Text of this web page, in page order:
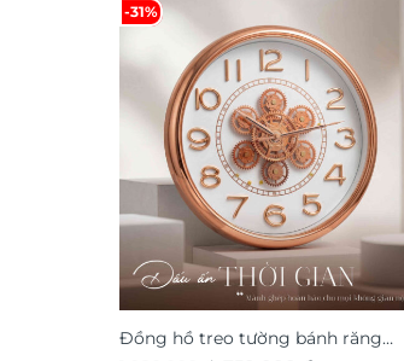
-31%
Đồng hồ treo tường bánh răng